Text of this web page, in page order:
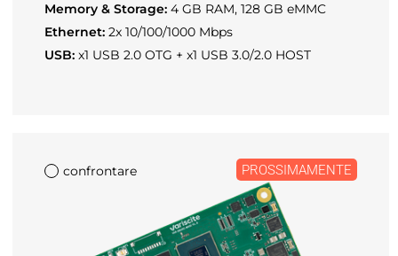
Memory & Storage: 4 GB RAM, 128 GB eMMC
Ethernet: 2x 10/100/1000 Mbps
USB: x1 USB 2.0 OTG + x1 USB 3.0/2.0 HOST
confrontare PROSSIMAMENTE